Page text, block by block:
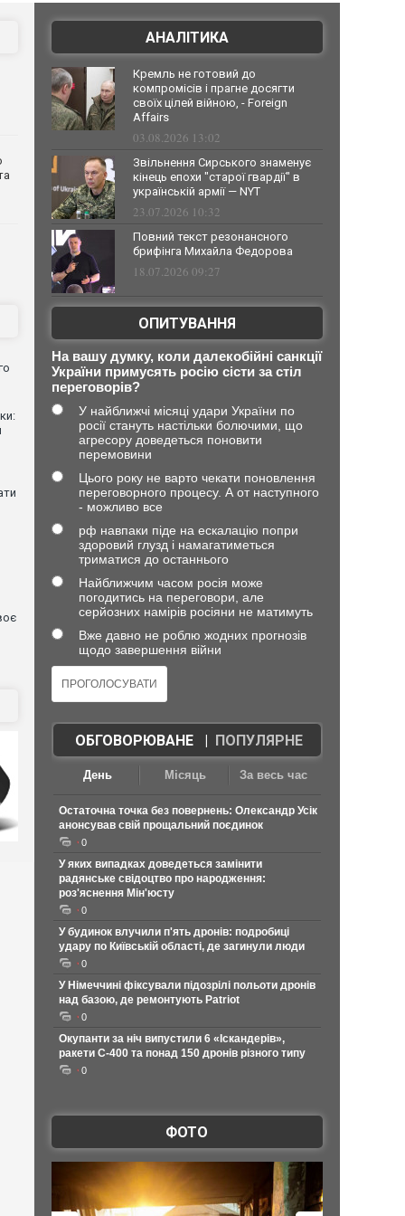
АНАЛІТИКА
Кремль не готовий до
компромісів і прагне досягти
своїх цілей війною, - Foreign
Affairs
03.08.2026 13:02
Звільнення Сирського знаменує
кінець епохи "старої гвардії" в
українській армії — NYT
23.07.2026 10:32
Повний текст резонансного
брифінга Михайла Федорова
18.07.2026 09:27
ОПИТУВАННЯ
На вашу думку, коли далекобійні санкції
України примусять росію сісти за стіл
переговорів?
У найближчі місяці удари України по
росії стануть настільки болючими, що
агресору доведеться поновити
перемовини
Цього року не варто чекати поновлення
переговорного процесу. А от наступного
- можливо все
рф навпаки піде на ескалацію попри
здоровий глузд і намагатиметься
триматися до останнього
Найближчим часом росія може
погодитись на переговори, але
серйозних намірів росіяни не матимуть
Вже давно не роблю жодних прогнозів
щодо завершення війни
ОБГОВОРЮВАНЕ| ПОПУЛЯРНЕ
День Місяць За весь час
Остаточна точка без повернень: Олександр Усік
анонсував свій прощальний поєдинок
0
У яких випадках доведеться замінити
радянське свідоцтво про народження:
роз'яснення Мін'юсту
0
У будинок влучили п'ять дронів: подробиці
удару по Київській області, де загинули люди
0
У Німеччині фіксували підозрілі польоти дронів
над базою, де ремонтують Patriot
0
Окупанти за ніч випустили 6 «Іскандерів»,
ракети С-400 та понад 150 дронів різного типу
0
ФОТО